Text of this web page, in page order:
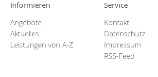
Informieren
Angebote
Aktuelles
Leistungen von A-Z
Service
Kontakt
Datenschutz
Impressum
RSS-Feed